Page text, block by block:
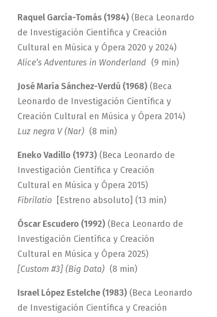
Raquel García-Tomás (1984) (Beca Leonardo
de Investigación Científica y Creación
Cultural en Música y Ópera 2020 y 2024)
Alice’s Adventures in Wonderland (9 min)
José María Sánchez-Verdú (1968) (Beca
Leonardo de Investigación Científica y
Creación Cultural en Música y Ópera 2014)
Luz negra V (Nar) (8 min)
Eneko Vadillo (1973) (Beca Leonardo de
Investigación Científica y Creación
Cultural en Música y Ópera 2015)
Fibrilatio [Estreno absoluto] (13 min)
Óscar Escudero (1992) (Beca Leonardo de
Investigación Científica y Creación
Cultural en Música y Ópera 2025)
[Custom #3] (Big Data) (8 min)
Israel López Estelche (1983) (Beca Leonardo
de Investigación Científica y Creación